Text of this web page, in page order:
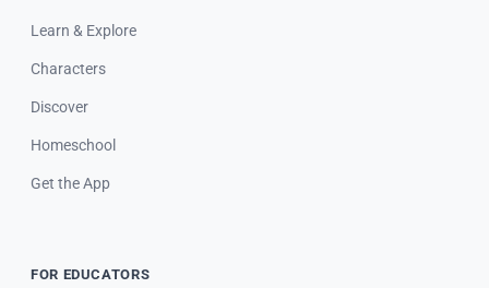
Learn & Explore
Characters
Discover
Homeschool
Get the App
FOR EDUCATORS